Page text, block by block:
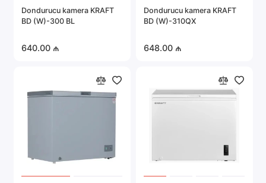
Dondurucu kamera KRAFT
BD (W)-300 BL
640.00 ₼
Dondurucu kamera KRAFT
BD (W)-310QX
648.00 ₼